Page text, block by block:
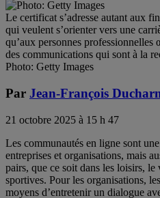
Le certificat s’adresse autant aux
qui veulent s’orienter vers une
qu’aux personnes
des communications qui sont à la
Photo: Getty Images
Par Jean-François
21 octobre 2025 à 15 h 47
Les communautés en ligne sont
entreprises et organisations, mais
pairs, que ce soit dans les loisirs,
sportives. Pour les organisations,
moyens d’entretenir un dialogue